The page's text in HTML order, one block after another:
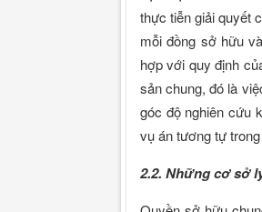
thực tiễn giải quyết
mỗi đồng sở hữu
hợp với quy định
sản chung, đó là
góc độ nghiên cứu
vụ án tương tự
2.2. Những cơ sở